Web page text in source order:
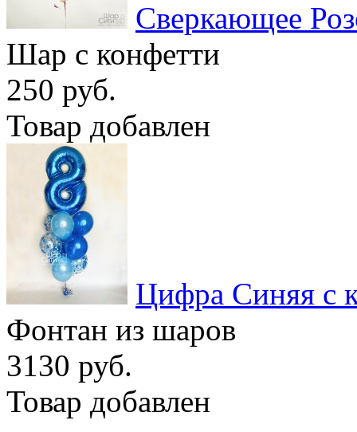
Сверкающее
Шар с конфетти
250 руб.
Товар добавлен
Цифра Синяя с
Фонтан из шаров
3130 руб.
Товар добавлен